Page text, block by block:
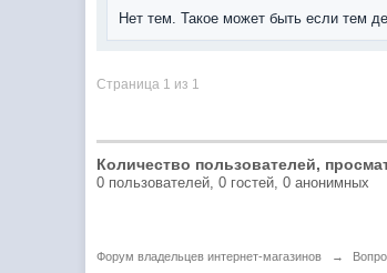
Нет тем. Такое может быть если тем
Страница 1 из 1
Количество пользователей,
0 пользователей, 0 гостей, 0 анонимных
Форум владельцев интернет-магазинов →